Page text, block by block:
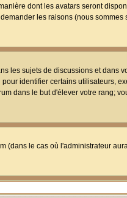
dont les avatars seront
les raisons (nous sommes
les sujets de discussions et dans
identifier certains utilisateurs,
dans le but d'élever votre rang;
(dans le cas où l'administrateur